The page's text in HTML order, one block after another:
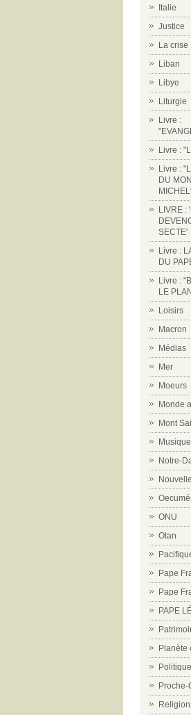
Italie
Justice
La crise
Liban
Libye
Liturgie
Livre :
Livre :
Livre :
DU
LIVRE :
SECTE'
Livre :
DU
Livre :
LE
Loisirs
Macron
Médias
Mer
Moeurs
Monde
Mont
Musique
Notre-
ONU
Otan
Pape
Pape
PAPE
Planète
Politique
Proche-